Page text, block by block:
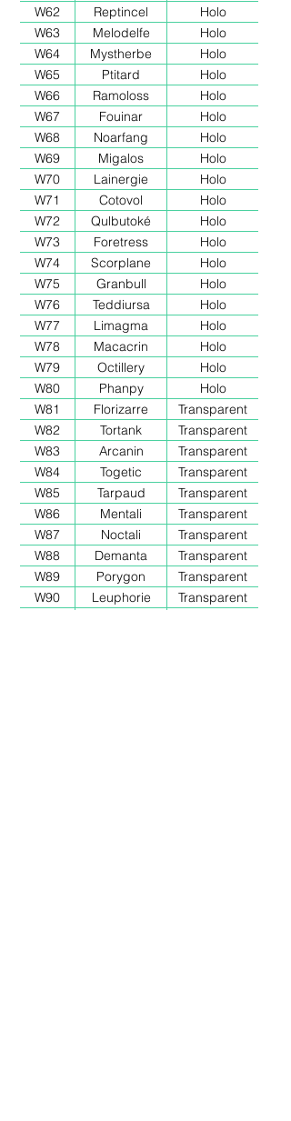
W62
Reptincel
Holo
W63
Melodelfe
Holo
W64
Mystherbe
Holo
W65
Ptitard
Holo
W66
Ramoloss
Holo
W67
Fouinar
Holo
W68
Noarfang
Holo
W69
Migalos
Holo
W70
Lainergie
Holo
W71
Cotovol
Holo
W72
Qulbutoké
Holo
W73
Foretress
Holo
W74
Scorplane
Holo
W75
Granbull
Holo
W76
Teddiursa
Holo
W77
Limagma
Holo
W78
Macacrin
Holo
W79
Octillery
Holo
W80
Phanpy
Holo
W81
Florizarre
Transparent
W82
Tortank
Transparent
W83
Arcanin
Transparent
W84
Togetic
Transparent
W85
Tarpaud
Transparent
W86
Mentali
Transparent
W87
Noctali
Transparent
W88
Demanta
Transparent
W89
Porygon
Transparent
W90
Leuphorie
Transparent